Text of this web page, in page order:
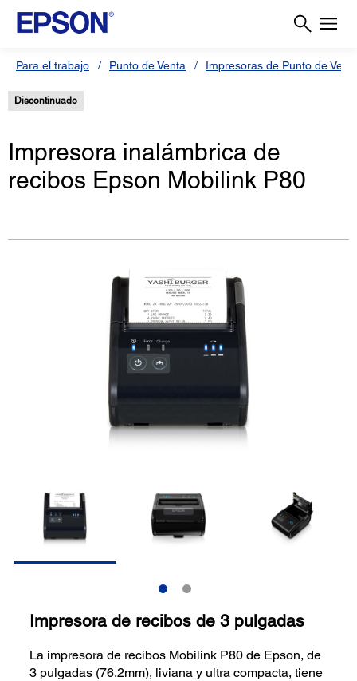
Para el trabajo Punto de Venta Impresoras de Punto de
Discontinuado
Impresora inalámbrica de
recibos Epson Mobilink P80
Impresora de recibos de 3 pulgadas
La impresora de recibos Mobilink P80 de Epson, de
3 pulgadas (76.2mm), liviana y ultra compacta, tiene